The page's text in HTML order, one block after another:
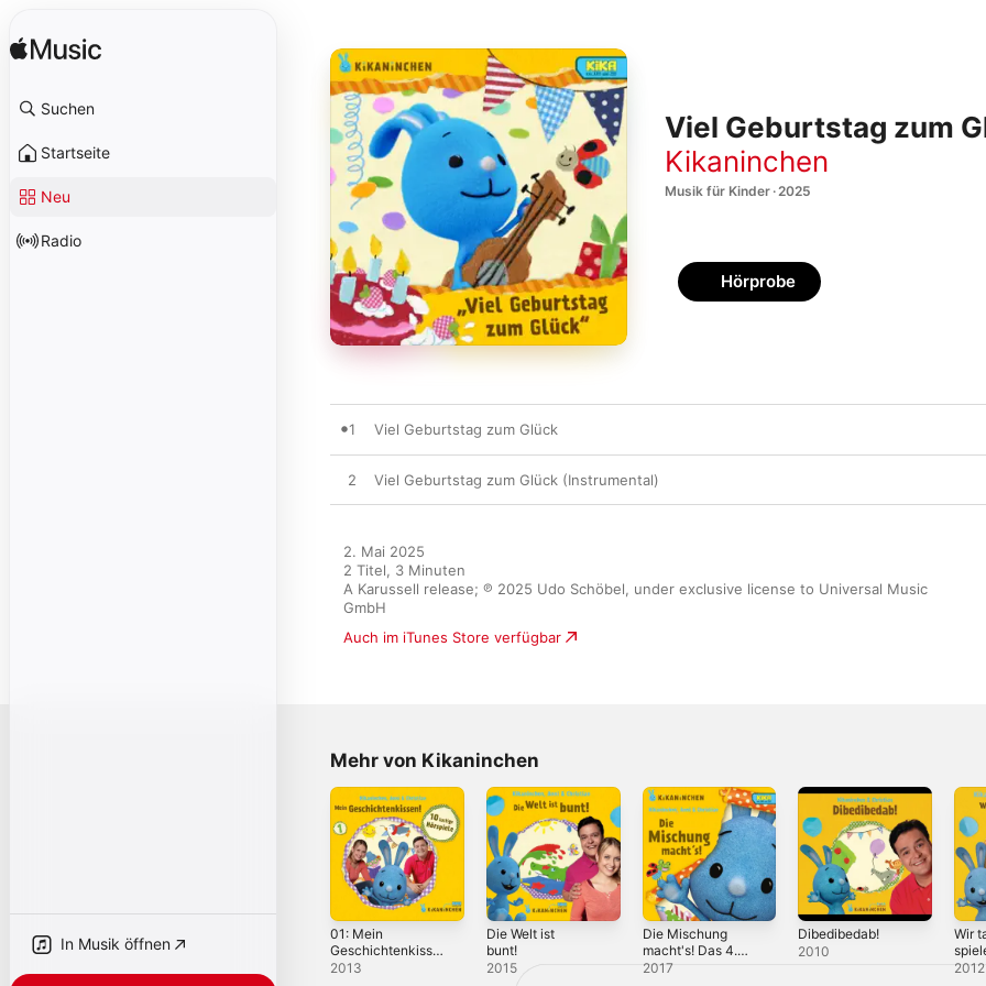
Suchen
Startseite
Neu
Radio
In Musik öffnen
Viel Geburtstag zum
Kikaninchen
Musik für Kinder · 2025
Hörprobe
1 Viel Geburtstag zum Glück
2 Viel Geburtstag zum Glück (Instrumental)
2. Mai 2025
2 Titel, 3 Minuten
A Karussell release; ℗ 2025 Udo Schöbel, under exclusive license to Universal Music
GmbH
Auch im iTunes Store verfügbar
Mehr von Kikaninchen
01: Mein
Geschichtenkisse
n! 10 lustige
2013
Die Welt ist
bunt!
2015
Die Mischung
macht's! Das 4.
Album
2017
Dibedibedab!
2010
Wir
2012